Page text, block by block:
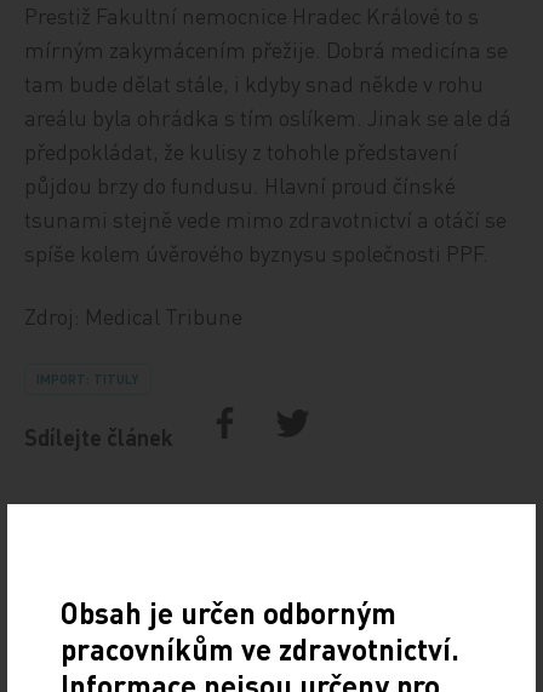
Prestiž Fakultní nemocnice Hradec Králové to s
mírným zakymácením přežije. Dobrá medicína se
tam bude dělat stále, i kdyby snad někde v rohu
areálu byla ohrádka s tím oslíkem. Jinak se ale dá
předpokládat, že kulisy z tohohle představení
půjdou brzy do fundusu. Hlavní proud čínské
tsunami stejně vede mimo zdravotnictví a otáčí se
spíše kolem úvěrového byznysu společnosti PPF.
Zdroj: Medical Tribune
IMPORT: TITULY
Sdílejte článek
Obsah je určen odborným
pracovníkům ve zdravotnictví.